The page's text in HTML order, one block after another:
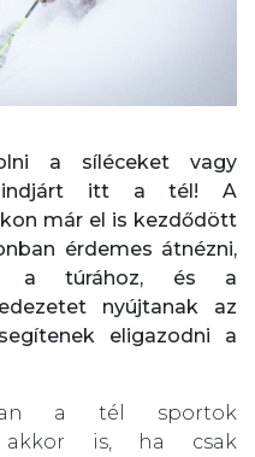
a síléceket vagy
itt a tél! A
már el is kezdődött
érdemes átnézni,
a túrához, és a
nyújtanak az
eligazodni a
a tél sportok
akkor is, ha csak